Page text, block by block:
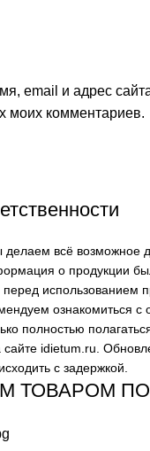
email и адрес
моих комментариев.
делаем всё возможное
о продукции
перед использованием
ознакомиться
полностью
сайте idietum.ru .
с задержкой.
ТОВАРОМ